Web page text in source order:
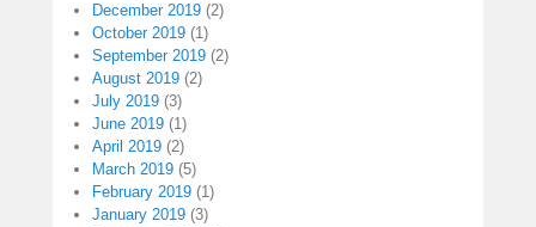
December 2019 (2)
October 2019 (1)
September 2019 (2)
August 2019 (2)
July 2019 (3)
June 2019 (1)
April 2019 (2)
March 2019 (5)
February 2019 (1)
January 2019 (3)